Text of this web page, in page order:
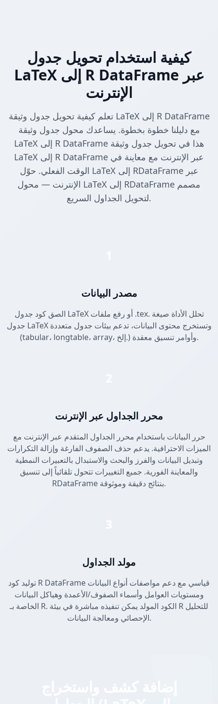
كيفية استخدام تحويل جدول
LaTeX إلى R DataFrame عبر
الإنترنت
تعلم كيفية تحويل جدول وثيقة LaTeX إلى R DataFrame
مع دليلنا خطوة بخطوة. يساعدك محول جدول وثيقة
LaTeX إلى R DataFrame هذا في تحويل جدول وثيقة
LaTeX إلى R DataFrame عبر الإنترنت مع معاينة في
الوقت الفعلي. حوّل LaTeX إلى RDataFrame عبر
الإنترنت — محول LaTeX إلى RDataFrame مصمم
لتحويل الجداول السريع.
مصدر البيانات
الصق كود جدول LaTeX أو رفع ملفات .tex. تحلل الأداة صيغة
جدول LaTeX وتستخرج محتوى البيانات، تدعم بيئات جدول متعددة
(tabular، longtable، array، إلخ.) وأوامر تنسيق معقدة.
محرر الجداول عبر الإنترنت
حرر البيانات باستخدام محرر الجداول المتقدم عبر الإنترنت مع
الميزات الاحترافية. يدعم حذف الصفوف الفارغة وإزالة التكرارات
وتبديل البيانات والفرز والبحث والاستبدال بالتعبيرات النمطية
والمعاينة الفورية. جميع التغييرات تتحول تلقائياً إلى تنسيق
RDataFrame بنتائج دقيقة وموثوقة.
مولد الجداول
توليد كود R DataFrame قياسي مع دعم مواصفات أنواع البيانات
ومستويات العوامل وأسماء الصفوف/الأعمدة وهياكل البيانات
الخاصة بـ R. الكود المولد يمكن تنفيذه مباشرة في بيئة R للتحليل
الإحصائي ومعالجة البيانات.